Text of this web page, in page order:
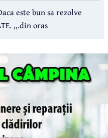
este bun sa rezolve
,,.din oras